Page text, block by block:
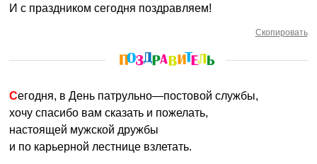
И с праздником сегодня поздравляем!
Скопировать
Сегодня, в День патрульно—постовой службы,
хочу спасибо вам сказать и пожелать,
настоящей мужской дружбы
и по карьерной лестнице взлетать.